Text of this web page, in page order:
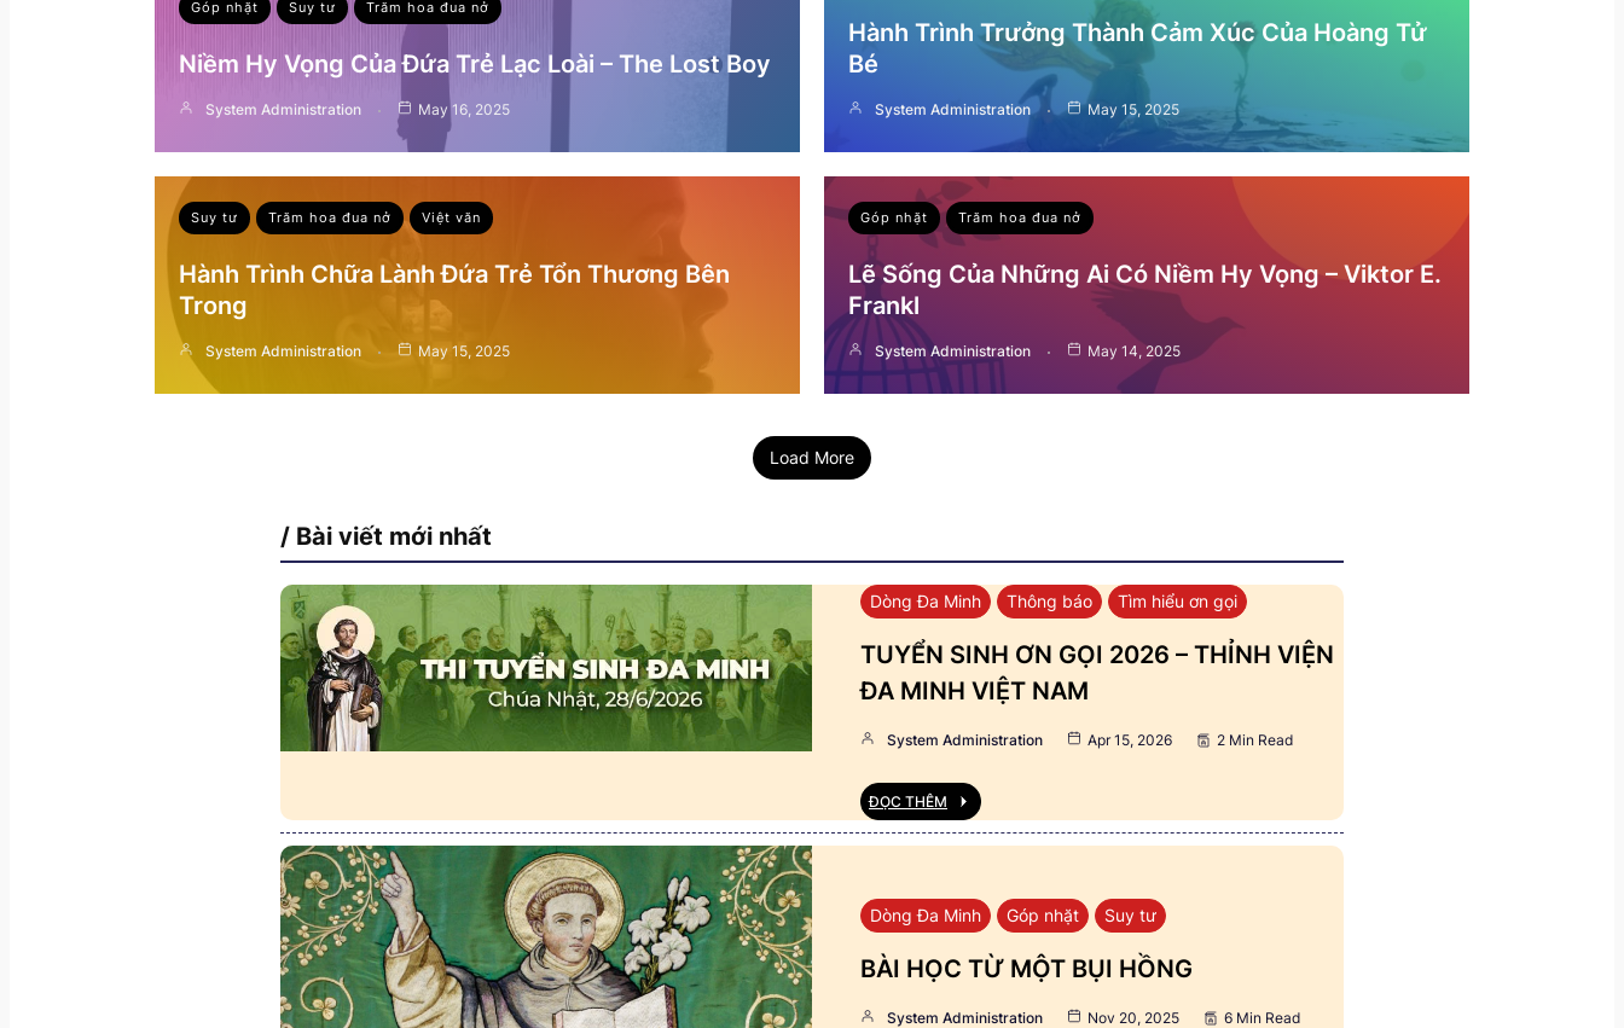
Góp nhặt Suy tư Trăm hoa đua nở
Niềm Hy Vọng Của Đứa Trẻ Lạc Loài – The Lost Boy
System Administration May 16, 2025
Hành Trình Trưởng Thành Cảm Xúc Của Hoàng Tử
Bé
System Administration May 15, 2025
Suy tư Trăm hoa đua nở Việt văn
Hành Trình Chữa Lành Đứa Trẻ Tổn Thương Bên
Trong
System Administration May 15, 2025
Góp nhặt Trăm hoa đua nở
Lẽ Sống Của Những Ai Có Niềm Hy Vọng – Viktor E.
Frankl
System Administration May 14, 2025
Load More
/ Bài viết mới nhất
Dòng Đa Minh Thông báo Tìm hiểu ơn gọi
TUYỂN SINH ƠN GỌI 2026 – THỈNH VIỆN
ĐA MINH VIỆT NAM
System Administration Apr 15, 2026 2 Min Read
ĐỌC THÊM
Dòng Đa Minh Góp nhặt Suy tư
BÀI HỌC TỪ MỘT BỤI HỒNG
System Administration Nov 20, 2025 6 Min Read